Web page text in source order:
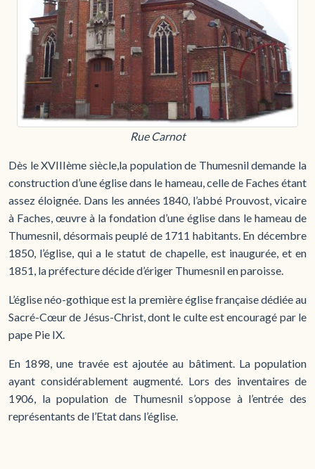
Rue Carnot
Dès le XVIIIème siècle,la population de Thumesnil demande la
construction d’une église dans le hameau, celle de Faches étant
assez éloignée. Dans les années 1840, l’abbé Prouvost, vicaire
à Faches, œuvre à la fondation d’une église dans le hameau de
Thumesnil, désormais peuplé de 1711 habitants. En décembre
1850, l’église, qui a le statut de chapelle, est inaugurée, et en
1851, la préfecture décide d’ériger Thumesnil en paroisse.
L’église néo-gothique est la première église française dédiée au
Sacré-Cœur de Jésus-Christ, dont le culte est encouragé par le
pape Pie IX.
En 1898, une travée est ajoutée au bâtiment. La population
ayant considérablement augmenté. Lors des inventaires de
1906, la population de Thumesnil s’oppose à l’entrée des
représentants de l’Etat dans l’église.